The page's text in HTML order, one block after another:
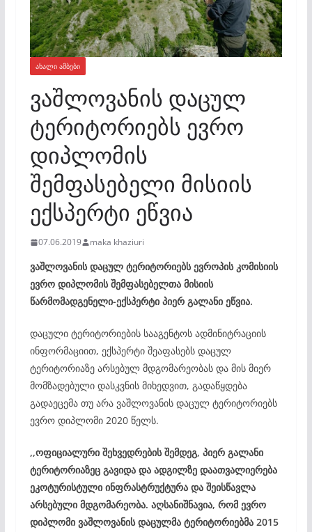
ᲐᲮᲐᲚᲘ ᲐᲛᲑᲔᲑᲘ
ვაშლოვანის დაცულ
ტერიტორიებს ევრო
დიპლომის
შემფასებელი მისიის
ექსპერტი ეწვია
07.06.2019 maka khaziuri
ვაშლოვანის დაცულ ტერიტორიებს ევროპის კომისიის
ევრო დიპლომის შემფასებელთა მისიის
წარმომადგენელი-ექსპერტი პიერ გალანი ეწვია.
დაცული ტერიტორიების სააგენტოს ადმინიტრაციის
ინფორმაციით, ექსპერტი შეაფასებს დაცულ
ტერიტორიაზე არსებულ მდგომარეობას და მის მიერ
მომზადებული დასკვნის მიხედვით, გადაწყდება
გადაეცემა თუ არა ვაშლოვანის დაცულ ტერიტორიებს
ევრო დიპლომი 2020 წელს.
,,ოფიციალური შეხვედრების შემდეგ, პიერ გალანი
ტერიტორიაზეც გავიდა და ადგილზე დაათვალიერება
ეკოტურისტული ინფრასტრუქტურა და შეისწავლა
არსებული მდგომარეობა. აღსანიშნავია, რომ ევრო
დიპლომი ვაშლოვანის დაცულმა ტერიტორიებმა 2015